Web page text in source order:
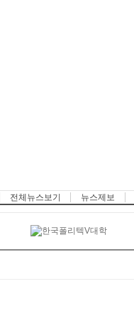
전체뉴스보기 뉴스제보